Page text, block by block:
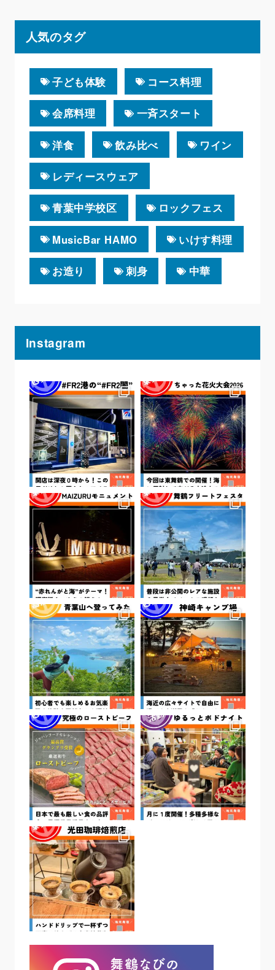
人気のタグ
子ども体験 コース料理
会席料理 一斉スタート
洋食 飲み比べ ワイン
レディースウェア
青葉中学校区 ロックフェス
MusicBar HAMO いけす料理
お造り 刺身 中華
Instagram